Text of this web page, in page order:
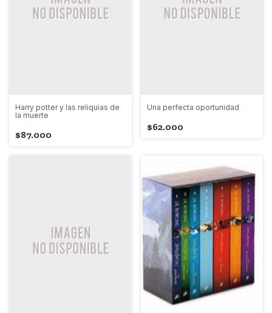
Harry potter y las reliquias de
la muerte
$87.000
Una perfecta oportunidad
$62.000